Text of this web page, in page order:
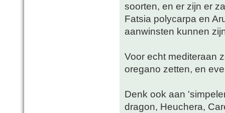
soorten, en er zijn er
Fatsia polycarpa en
aanwinsten kunnen
Voor echt mediteraan
oregano zetten, en
Denk ook aan
dragon, Heuchera,